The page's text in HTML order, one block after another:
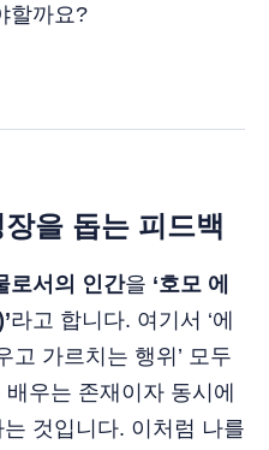
할까요?
을 돕는 피드백
로서의 인간을 ‘호모 에
라고 합니다. 여기서 ‘에
고 가르치는 행위’ 모두
우는 존재이자 동시에
것입니다. 이처럼 나를